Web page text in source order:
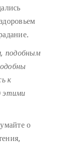
подобным
к
этими
о